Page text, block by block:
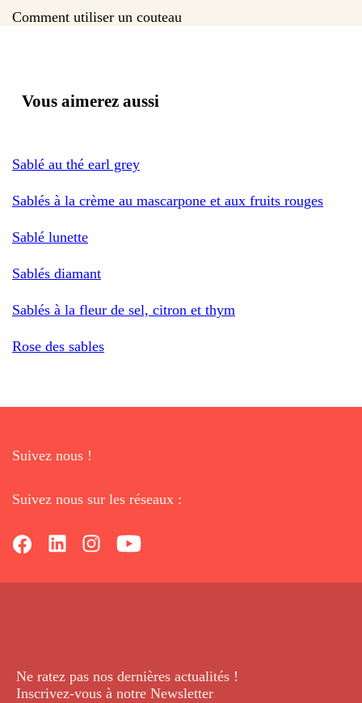
Comment utiliser un couteau
Vous aimerez aussi
Sablé au thé earl grey
Sablés à la crème au mascarpone et aux fruits rouges
Sablé lunette
Sablés diamant
Sablés à la fleur de sel, citron et thym
Rose des sables
Suivez nous !
Suivez nous sur les réseaux :
Ne ratez pas nos dernières actualités !
Inscrivez-vous à notre Newsletter.